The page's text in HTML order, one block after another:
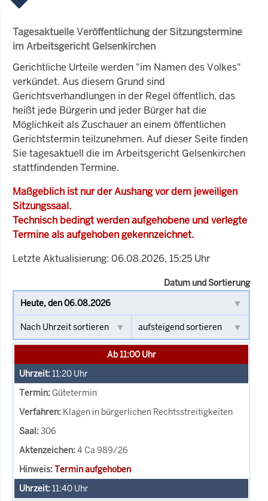
Tagesaktuelle Veröffentlichung der Sitzungstermine
im Arbeitsgericht Gelsenkirchen
Gerichtliche Urteile werden "im Namen des Volkes"
verkündet. Aus diesem Grund sind
Gerichtsverhandlungen in der Regel öffentlich, das
heißt jede Bürgerin und jeder Bürger hat die
Möglichkeit als Zuschauer an einem öffentlichen
Gerichtstermin teilzunehmen. Auf dieser Seite finden
Sie tagesaktuell die im Arbeitsgericht Gelsenkirchen
stattfindenden Termine.
Maßgeblich ist nur der Aushang vor dem jeweiligen
Sitzungssaal.
Technisch bedingt werden aufgehobene und verlegte
Termine als aufgehoben gekennzeichnet.
Letzte Aktualisierung: 06.08.2026, 15:25 Uhr
Datum und Sortierung
Ab 11:00 Uhr
11:20 Uhr
Gütetermin
Klagen in bürgerlichen Rechtsstreitigkeiten
306
4 Ca 989/26
Termin aufgehoben
11:40 Uhr